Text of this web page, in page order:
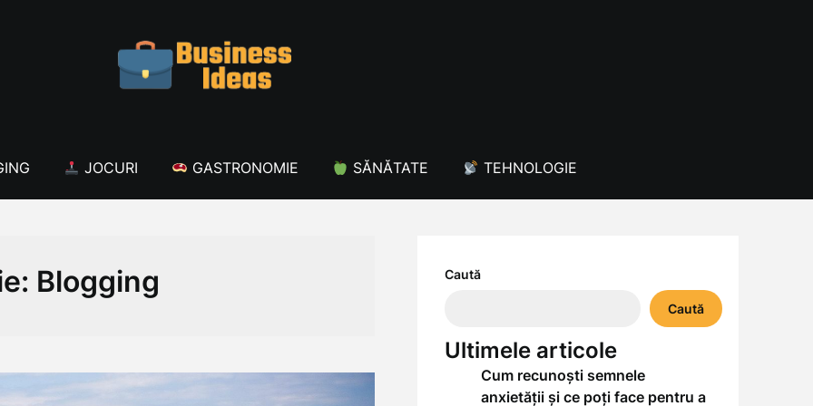
JOCURI GASTRONOMIE SĂNĂTATE TEHNOLOGIE
Blogging Caută
Caută
Ultimele articole
Cum recunoști semnele
anxietății și ce poți face pentru a